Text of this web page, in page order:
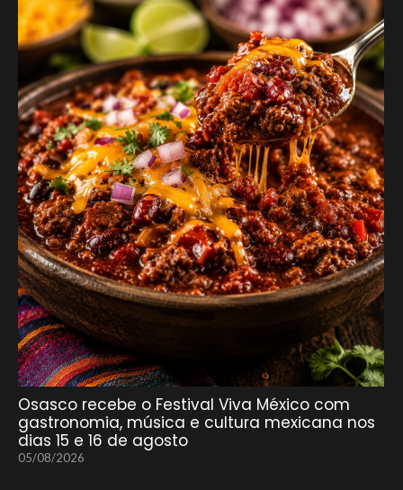
Osasco recebe o Festival Viva México com
gastronomia, música e cultura mexicana nos
dias 15 e 16 de agosto
05/08/2026